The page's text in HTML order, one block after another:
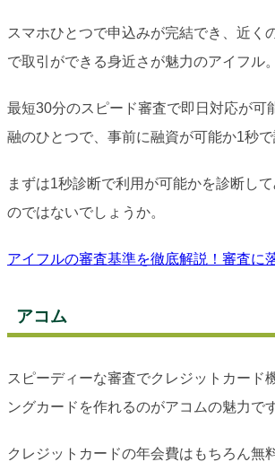
スマホひとつで申込みが完結でき、近く
で取引ができる身近さが魅力のアイフル。
最短30分のスピード審査で即日対応が可
融のひとつで、事前に融資が可能か1秒で
まずは1秒診断で利用が可能かを診断し
のではないでしょうか。
アイフルの審査基準を徹底解説！審査に
アコム
スピーディーな審査でクレジットカード
ングカードを作れるのがアコムの魅力です
クレジットカードの年会費はもちろん無